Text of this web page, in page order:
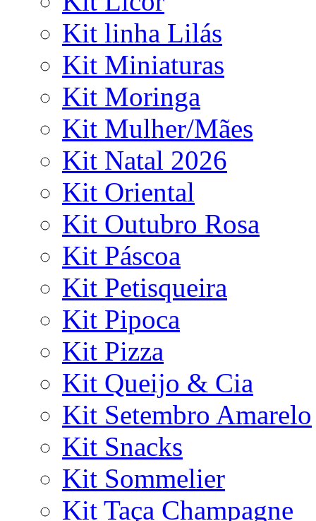
Kit linha Lilás
Kit Miniaturas
Kit Moringa
Kit Mulher/Mães
Kit Natal 2026
Kit Oriental
Kit Outubro Rosa
Kit Páscoa
Kit Petisqueira
Kit Pipoca
Kit Pizza
Kit Queijo & Cia
Kit Setembro Amarelo
Kit Snacks
Kit Sommelier
Kit Taça Champagne